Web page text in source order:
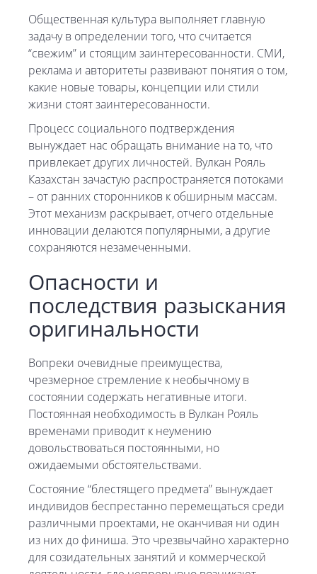
Общественная культура выполняет главную
задачу в определении того, что считается
“свежим” и стоящим заинтересованности. СМИ,
реклама и авторитеты развивают понятия о том,
какие новые товары, концепции или стили
жизни стоят заинтересованности.
Процесс социального подтверждения
вынуждает нас обращать внимание на то, что
привлекает других личностей. Вулкан Рояль
Казахстан зачастую распространяется потоками
– от ранних сторонников к обширным массам.
Этот механизм раскрывает, отчего отдельные
инновации делаются популярными, а другие
сохраняются незамеченными.
Опасности и
последствия разыскания
оригинальности
Вопреки очевидные преимущества,
чрезмерное стремление к необычному в
состоянии содержать негативные итоги.
Постоянная необходимость в Вулкан Рояль
временами приводит к неумению
довольствоваться постоянными, но
ожидаемыми обстоятельствами.
Состояние “блестящего предмета” вынуждает
индивидов беспрестанно перемещаться среди
различными проектами, не оканчивая ни один
из них до финиша. Это чрезвычайно характерно
для созидательных занятий и коммерческой